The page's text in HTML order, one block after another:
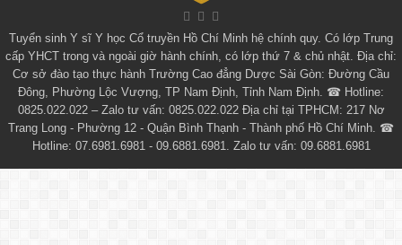
Tuyển sinh Y sĩ Y học Cổ truyền Hồ Chí Minh hệ chính quy. Có lớp Trung
cấp YHCT trong và ngoài giờ hành chính, có lớp thứ 7 & chủ nhật. Địa chỉ:
Cơ sở đào tạo thực hành Trường Cao đẳng Dược Sài Gòn: Đường Cầu
Đông, Phường Lộc Vượng, TP Nam Định, Tỉnh Nam Định. ☎ Hotline:
0825.022.022 – Zalo tư vấn: 0825.022.022 Địa chỉ tại TPHCM: 217 Nơ
Trang Long - Phường 12 - Quận Bình Thạnh - Thành phố Hồ Chí Minh. ☎
Hotline: 07.6981.6981 - 09.6881.6981. Zalo tư vấn: 09.6881.6981